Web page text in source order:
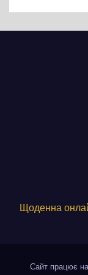
Щоденна
Сайт працює